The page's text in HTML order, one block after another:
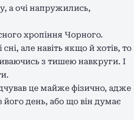
а очі напружились,
хропіння Чорного.
але навіть якщо й хотів, то
з тишею навкруги. І
це майже фізично, адже
його день, або що він думає